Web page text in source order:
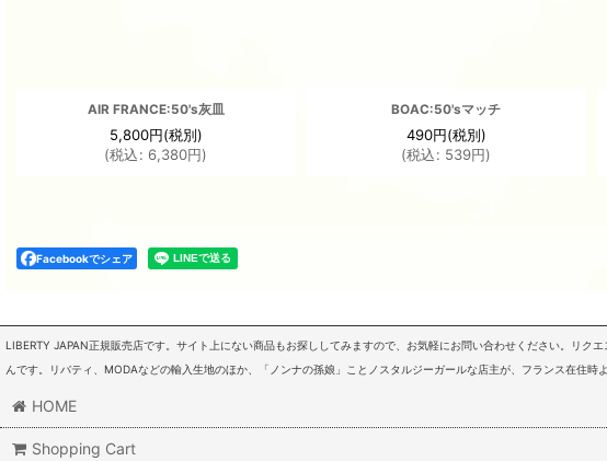
AIR FRANCE:50's灰皿
5,800円(税別)
(税込: 6,380円)
BOAC:50'sマッチ
490円(税別)
(税込: 539円)
Facebookでシェア
LIBERTY JAPAN正規販売店です。サイト上にない商品もお探ししてみますので、お気軽にお問い合わせください。リ
んです。リバティ、MODAなどの輸入生地のほか、「ノンナの孫娘」ことノスタルジーガールな店主が、フランス在住
HOME
Shopping Cart